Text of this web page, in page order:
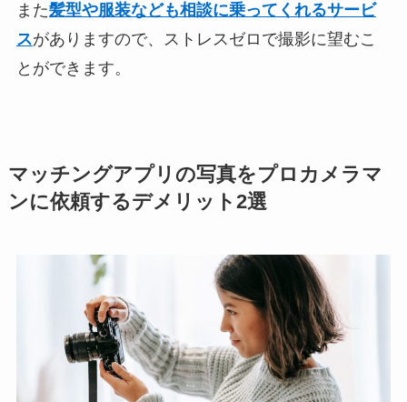
また髪型や服装なども相談に乗ってくれるサービ
スがありますので、ストレスゼロで撮影に望むこ
とができます。
マッチングアプリの写真をプロカメラマ
ンに依頼するデメリット2選